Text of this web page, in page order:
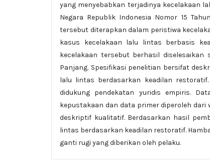
yang menyebabkan terjadinya kecelakaan
Negara Republik Indonesia Nomor 15
tersebut diterapkan dalam peristiwa
kasus kecelakaan lalu lintas berbasis
kecelakaan tersebut berhasil
Panjang. Spesifikasi penelitian bersifat
lalu lintas berdasarkan keadilan
didukung pendekatan yuridis empiris.
kepustakaan dan data primer diperoleh
deskriptif kualitatif. Berdasarkan hasil
lintas berdasarkan keadilan restoratif.
ganti rugi yang diberikan oleh pelaku.